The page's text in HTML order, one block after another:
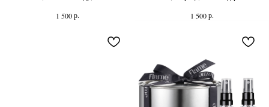
1 500 р. 1 500 р.